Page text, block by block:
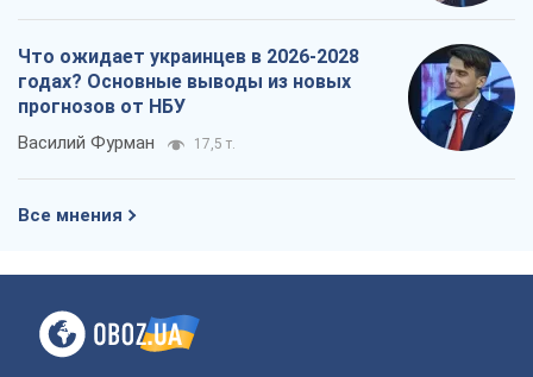
Что ожидает украинцев в 2026-2028
годах? Основные выводы из новых
прогнозов от НБУ
Василий Фурман 17,5 т.
Все мнения